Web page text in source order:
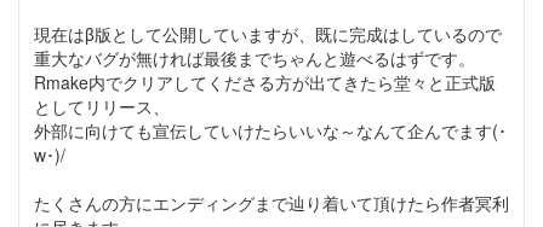
現在はβ版として公開していますが、既に完成はしているので
重大なバグが無ければ最後までちゃんと遊べるはずです。
Rmake内でクリアしてくださる方が出てきたら堂々と正式版
としてリリース、
外部に向けても宣伝していけたらいいな～なんて企んでます(･
w･)/
たくさんの方にエンディングまで辿り着いて頂けたら作者冥利